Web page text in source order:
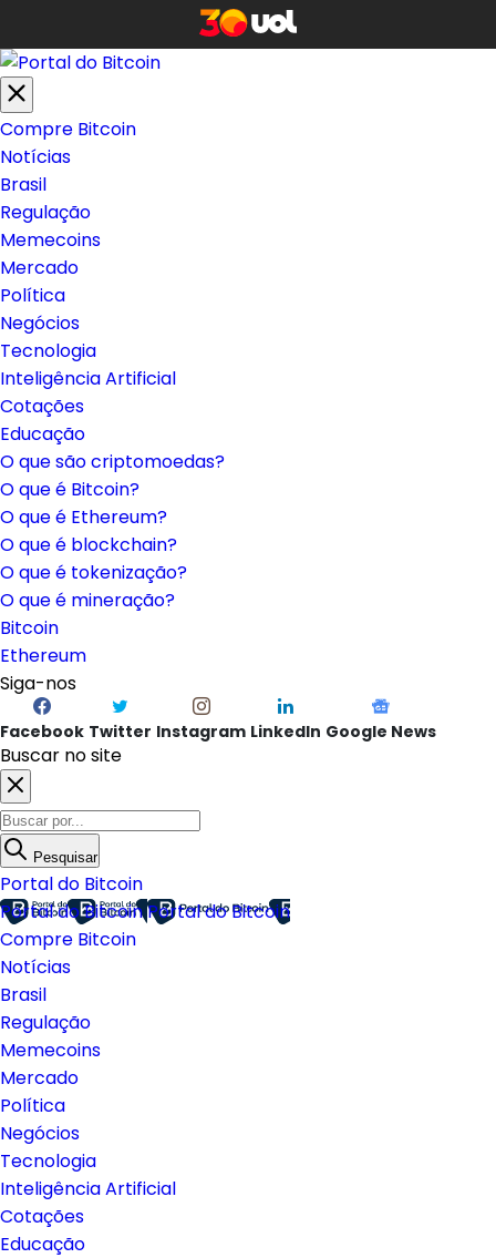
Compre Bitcoin
Notícias
Brasil
Regulação
Memecoins
Mercado
Política
Negócios
Tecnologia
Inteligência Artificial
Cotações
Educação
O que são criptomoedas?
O que é Bitcoin?
O que é Ethereum?
O que é blockchain?
O que é tokenização?
O que é mineração?
Bitcoin
Ethereum
Siga-nos
Facebook Twitter Instagram LinkedIn Google News
Buscar no site
Pesquisar
Portal do Bitcoin
Portal do BitcoinPortal do Bitcoin
Compre Bitcoin
Notícias
Brasil
Regulação
Memecoins
Mercado
Política
Negócios
Tecnologia
Inteligência Artificial
Cotações
Educação